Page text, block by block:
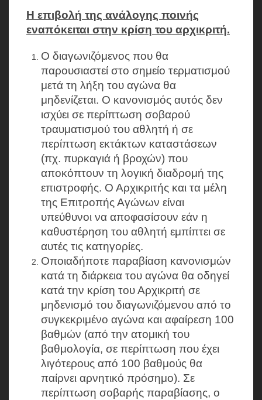
Η επιβολή της ανάλογης ποινής
εναπόκειται στην κρίση του αρχικριτή.
Ο διαγωνιζόμενος που θα
παρουσιαστεί στο σημείο τερματισμού
μετά τη λήξη του αγώνα θα
μηδενίζεται. Ο κανονισμός αυτός δεν
ισχύει σε περίπτωση σοβαρού
τραυματισμού του αθλητή ή σε
περίπτωση εκτάκτων καταστάσεων
(πχ. πυρκαγιά ή βροχών) που
αποκόπτουν τη λογική διαδρομή της
επιστροφής. Ο Αρχικριτής και τα μέλη
της Επιτροπής Αγώνων είναι
υπεύθυνοι να αποφασίσουν εάν η
καθυστέρηση του αθλητή εμπίπτει σε
αυτές τις κατηγορίες.
Οποιαδήποτε παραβίαση κανονισμών
κατά τη διάρκεια του αγώνα θα οδηγεί
κατά την κρίση του Αρχικριτή σε
μηδενισμό του διαγωνιζόμενου από το
συγκεκριμένο αγώνα και αφαίρεση 100
βαθμών (από την ατομική του
βαθμολογία, σε περίπτωση που έχει
λιγότερους από 100 βαθμούς θα
παίρνει αρνητικό πρόσημο). Σε
περίπτωση σοβαρής παραβίασης, ο